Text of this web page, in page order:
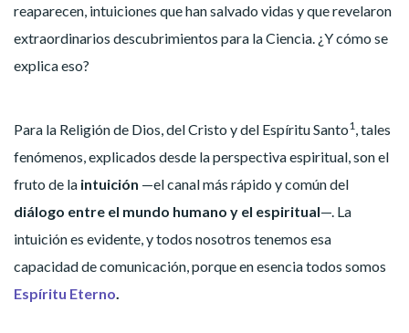
reaparecen, intuiciones que han salvado vidas y que revelaron
extraordinarios descubrimientos para la Ciencia. ¿Y cómo se
explica eso?
Para la Religión de Dios, del Cristo y del Espíritu Santo1 , tales
fenómenos, explicados desde la perspectiva espiritual, son el
fruto de la intuición —el canal más rápido y común del
diálogo entre el mundo humano y el espiritual—. La
intuición es evidente, y todos nosotros tenemos esa
capacidad de comunicación, porque en esencia todos somos
Espíritu Eterno.